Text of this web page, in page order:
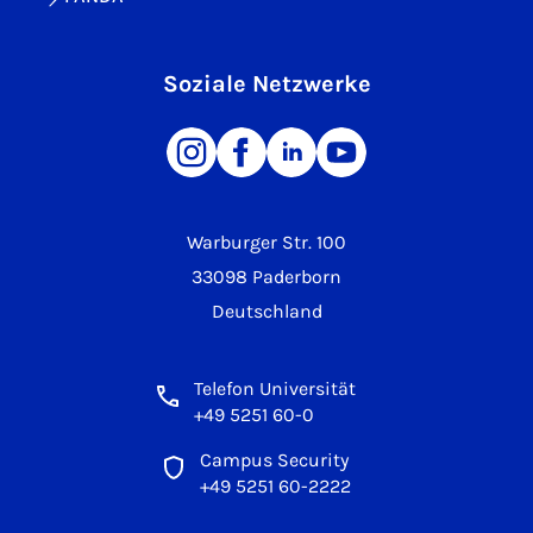
Warburger Str. 100
33098 Paderborn
Deutschland
Telefon Universität
+49 5251 60-0
Campus Security
+49 5251 60-2222
Soziale Netzwerke